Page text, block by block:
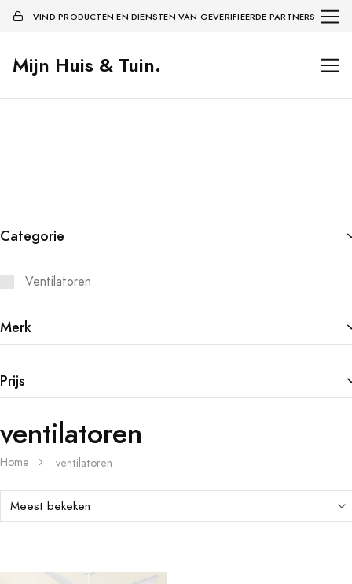
VIND PRODUCTEN EN DIENSTEN VAN GEVERIFIEERDE PARTNERS
Mijn Huis & Tuin.
Categorie
Ventilatoren
Merk
Prijs
ventilatoren
Home ventilatoren